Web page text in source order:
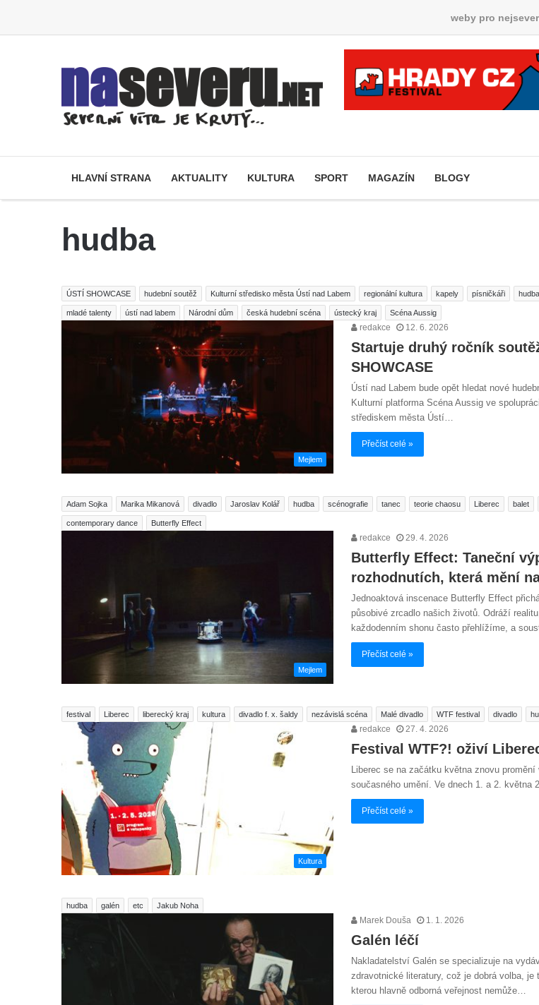
weby pro
HLAVNÍ STRANA AKTUALITY KULTURA SPORT MAGAZÍN BLOGY
hudba
ÚSTÍ SHOWCASE hudební soutěž Kulturní středisko města Ústí nad Labem regionální kultura kapely písničkáři hudba
mladé talenty ústí nad labem Národní dům česká hudební scéna ústecký kraj Scéna Aussig
Mejlem
redakce 12. 6. 2026
Startuje druhý ročník
SHOWCASE
Ústí nad Labem bude opět hledat nové
Kulturní platforma Scéna Aussig ve
střediskem města Ústí…
Přečíst celé »
Adam Sojka Marika Mikanová divadlo Jaroslav Kolář hudba scénografie tanec teorie chaosu Liberec balet
contemporary dance Butterfly Effect
Mejlem
redakce 29. 4. 2026
Butterfly Effect: Taneční
rozhodnutích, která mění
Jednoaktová inscenace Butterfly Effect
působivé zrcadlo našich životů. Odráží
každodenním shonu často přehlížíme, a
Přečíst celé »
festival Liberec liberecký kraj kultura divadlo f. x. šaldy nezávislá scéna Malé divadlo WTF festival divadlo
Kultura
redakce 27. 4. 2026
Festival WTF?! oživí
Liberec se na začátku května znovu promění
současného umění. Ve dnech 1. a 2. května
Přečíst celé »
hudba galén etc Jakub Noha
Marek Douša 1. 1. 2026
Galén léčí
Nakladatelství Galén se specializuje na
zdravotnické literatury, což je dobrá volba, je
kterou hlavně odborná veřejnost nemůže…